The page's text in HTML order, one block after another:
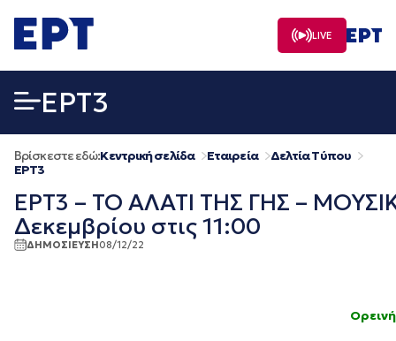
σε
περιεχόμενο
LIVE
EΡΤ3
Βρίσκεστε εδώ:Κεντρική σελίδα Εταιρεία
Δελτία Τύπου
EΡΤ3
ΕΡΤ3 – ΤΟ ΑΛΑΤΙ ΤΗΣ ΓΗΣ –
Δεκεμβρίου στις 11:00
ΔΗΜΟΣΙΕΥΣΗ08/12/22